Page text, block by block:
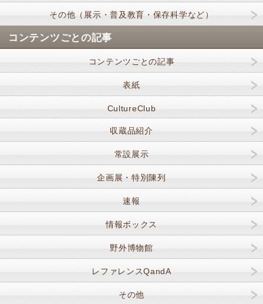
その他（展示・普及教育・保存科学など）
コンテンツごとの記事
コンテンツごとの記事
表紙
CultureClub
収蔵品紹介
常設展示
企画展・特別陳列
速報
情報ボックス
野外博物館
レファレンスQandA
その他